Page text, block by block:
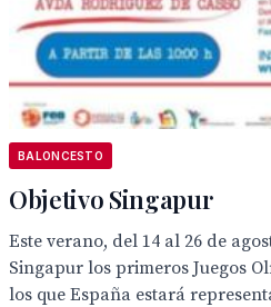
BALONCESTO
Objetivo Singapur
Este verano, del 14 al 26 de
Singapur los primeros Juegos
los que España estará